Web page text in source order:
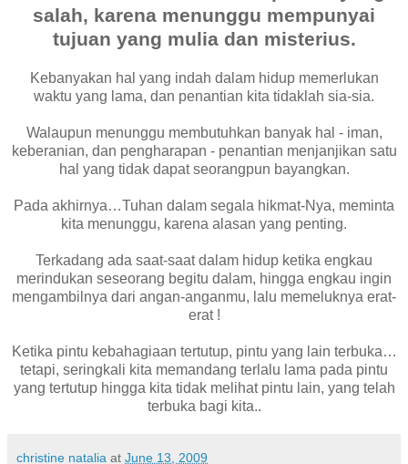
salah, karena menunggu mempunyai
tujuan yang mulia dan misterius.
Kebanyakan hal yang indah dalam hidup memerlukan
waktu yang lama, dan penantian kita tidaklah sia-sia.
Walaupun menunggu membutuhkan banyak hal - iman,
keberanian, dan pengharapan - penantian menjanjikan satu
hal yang tidak dapat seorangpun bayangkan.
Pada akhirnya…Tuhan dalam segala hikmat-Nya, meminta
kita menunggu, karena alasan yang penting.
Terkadang ada saat-saat dalam hidup ketika engkau
merindukan seseorang begitu dalam, hingga engkau ingin
mengambilnya dari angan-anganmu, lalu memeluknya erat-
erat !
Ketika pintu kebahagiaan tertutup, pintu yang lain terbuka…
tetapi, seringkali kita memandang terlalu lama pada pintu
yang tertutup hingga kita tidak melihat pintu lain, yang telah
terbuka bagi kita..
christine natalia at June 13, 2009